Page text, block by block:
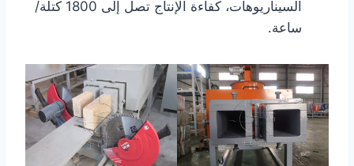
السيناريوهات، كفاءة الإنتاج تصل إلى 1800 كتلة/
ساعة.